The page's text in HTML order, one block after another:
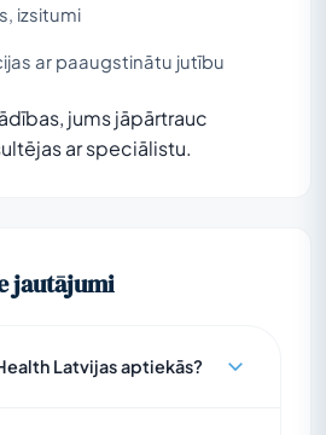
izsitumi
ar paaugstinātu jutību
jums jāpārtrauc
ar speciālistu.
jautājumi
Latvijas aptiekās?